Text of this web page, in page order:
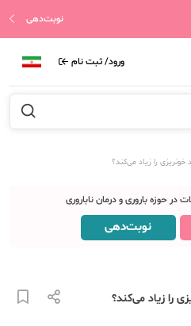
نوبت‌دهی
ورود/ ثبت نام
را زیاد می‌کند؟
در حوزه باروری و درمان ناباروری
نوبت‌دهی
را زیاد می‌کند؟